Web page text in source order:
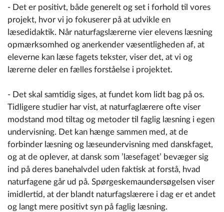
- Det er positivt, både generelt og set i forhold til vores
projekt, hvor vi jo fokuserer på at udvikle en
læsedidaktik. Når naturfagslærerne vier elevens læsning
opmærksomhed og anerkender væsentligheden af, at
eleverne kan læse fagets tekster, viser det, at vi og
lærerne deler en fælles forståelse i projektet.
- Det skal samtidig siges, at fundet kom lidt bag på os.
Tidligere studier har vist, at naturfaglærere ofte viser
modstand mod tiltag og metoder til faglig læsning i egen
undervisning. Det kan hænge sammen med, at de
forbinder læsning og læseundervisning med danskfaget,
og at de oplever, at dansk som ’læsefaget’ bevæger sig
ind på deres banehalvdel uden faktisk at forstå, hvad
naturfagene går ud på. Spørgeskemaundersøgelsen viser
imidlertid, at der blandt naturfagslærere i dag er et andet
og langt mere positivt syn på faglig læsning.